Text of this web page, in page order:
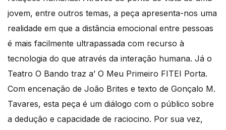
jovem, entre outros temas, a peça apresenta-nos uma
realidade em que a distância emocional entre pessoas
é mais facilmente ultrapassada com recurso à
tecnologia do que através da interação humana. Já o
Teatro O Bando traz a’ O Meu Primeiro FITEI Porta.
Com encenação de João Brites e texto de Gonçalo M.
Tavares, esta peça é um diálogo com o público sobre
a dedução e capacidade de raciocino. Por sua vez,